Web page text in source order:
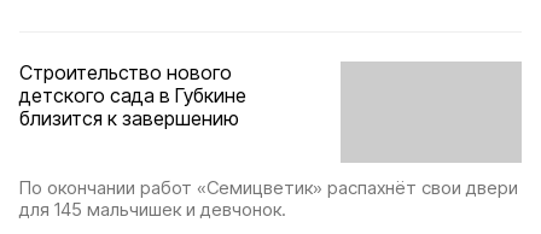
Строительство нового
детского сада в Губкине
близится к завершению
По окончании работ «Семицветик» распахнёт свои двери
для 145 мальчишек и девчонок.